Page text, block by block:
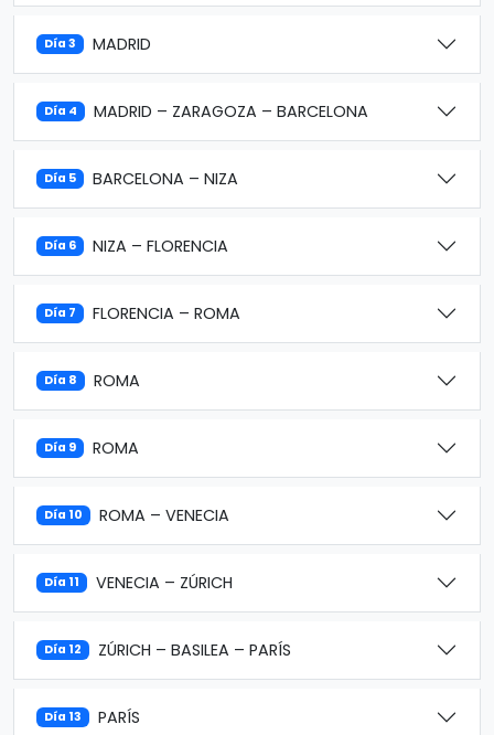
Día 3 MADRID
Día 4 MADRID – ZARAGOZA – BARCELONA
Día 5 BARCELONA – NIZA
Día 6 NIZA – FLORENCIA
Día 7 FLORENCIA – ROMA
Día 8 ROMA
Día 9 ROMA
Día 10 ROMA – VENECIA
Día 11 VENECIA – ZÚRICH
Día 12 ZÚRICH – BASILEA – PARÍS
Día 13 PARÍS